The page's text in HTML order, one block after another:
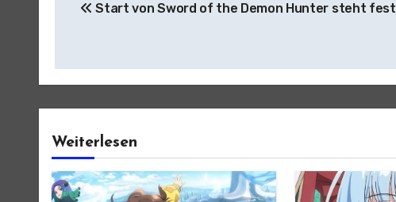
Start von Sword of the Demon Hunter steht fest
Weiterlesen